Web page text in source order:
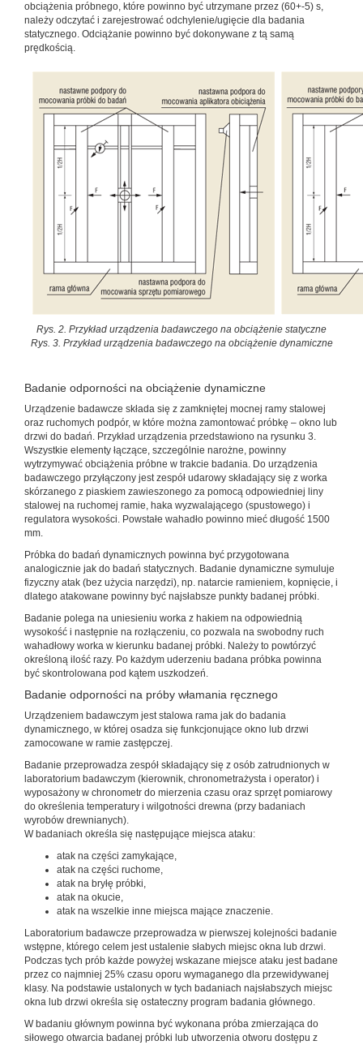
obciążenia próbnego, które powinno być utrzymane przez (60+-5) s,
należy odczytać i zarejestrować odchylenie/ugięcie dla badania
statycznego. Odciążanie powinno być dokonywane z tą samą
prędkością.
Rys. 2. Przykład urządzenia badawczego na obciążenie statyczne
Rys. 3. Przykład urządzenia badawczego na obciążenie dynamiczne
Badanie odporności na obciążenie dynamiczne
Urządzenie badawcze składa się z zamkniętej mocnej ramy stalowej
oraz ruchomych podpór, w które można zamontować próbkę – okno lub
drzwi do badań. Przykład urządzenia przedstawiono na rysunku 3.
Wszystkie elementy łączące, szczególnie narożne, powinny
wytrzymywać obciążenia próbne w trakcie badania. Do urządzenia
badawczego przyłączony jest zespół udarowy składający się z worka
skórzanego z piaskiem zawieszonego za pomocą odpowiedniej liny
stalowej na ruchomej ramie, haka wyzwalającego (spustowego) i
regulatora wysokości. Powstałe wahadło powinno mieć długość 1500
mm.
Próbka do badań dynamicznych powinna być przygotowana
analogicznie jak do badań statycznych. Badanie dynamiczne symuluje
fizyczny atak (bez użycia narzędzi), np. natarcie ramieniem, kopnięcie, i
dlatego atakowane powinny być najsłabsze punkty badanej próbki.
Badanie polega na uniesieniu worka z hakiem na odpowiednią
wysokość i następnie na rozłączeniu, co pozwala na swobodny ruch
wahadłowy worka w kierunku badanej próbki. Należy to powtórzyć
określoną ilość razy. Po każdym uderzeniu badana próbka powinna
być skontrolowana pod kątem uszkodzeń.
Badanie odporności na próby włamania ręcznego
Urządzeniem badawczym jest stalowa rama jak do badania
dynamicznego, w której osadza się funkcjonujące okno lub drzwi
zamocowane w ramie zastępczej.
Badanie przeprowadza zespół składający się z osób zatrudnionych w
laboratorium badawczym (kierownik, chronometrażysta i operator) i
wyposażony w chronometr do mierzenia czasu oraz sprzęt pomiarowy
do określenia temperatury i wilgotności drewna (przy badaniach
wyrobów drewnianych).
W badaniach określa się następujące miejsca ataku:
atak na części zamykające,
atak na części ruchome,
atak na bryłę próbki,
atak na okucie,
atak na wszelkie inne miejsca mające znaczenie.
Laboratorium badawcze przeprowadza w pierwszej kolejności badanie
wstępne, którego celem jest ustalenie słabych miejsc okna lub drzwi.
Podczas tych prób każde powyżej wskazane miejsce ataku jest badane
przez co najmniej 25% czasu oporu wymaganego dla przewidywanej
klasy. Na podstawie ustalonych w tych badaniach najsłabszych miejsc
okna lub drzwi określa się ostateczny program badania głównego.
W badaniu głównym powinna być wykonana próba zmierzająca do
siłowego otwarcia badanej próbki lub utworzenia otworu dostępu z